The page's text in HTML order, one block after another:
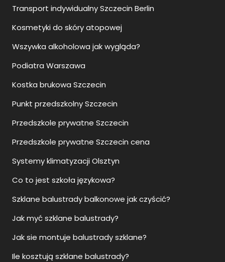
Transport indywidualny Szczecin Berlin
Kosmetyki do skóry atopowej
Wszywka alkoholowa jak wygląda?
Podiatra Warszawa
Kostka brukowa Szczecin
Punkt przedszkolny Szczecin
Przedszkole prywatne Szczecin
Przedszkole prywatne Szczecin cena
Systemy klimatyzacji Olsztyn
Co to jest szkoła językowa?
Szklane balustrady balkonowe jak czyścić?
Jak myć szklane balustrady?
Jak sie montuje balustrady szklane?
Ile kosztują szklane balustrady?